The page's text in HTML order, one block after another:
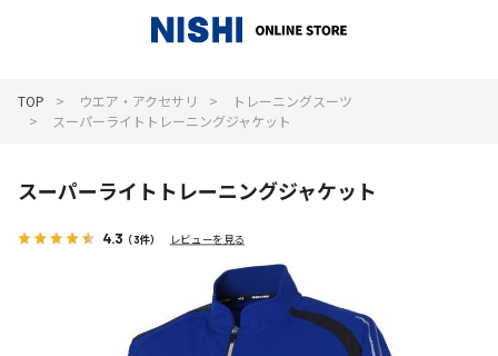
TOP ウエア・アクセサリ
トレーニングスーツ
スーパーライトトレーニングジャケット
スーパーライトトレーニングジャケット
4.3 （3件） レビューを見る